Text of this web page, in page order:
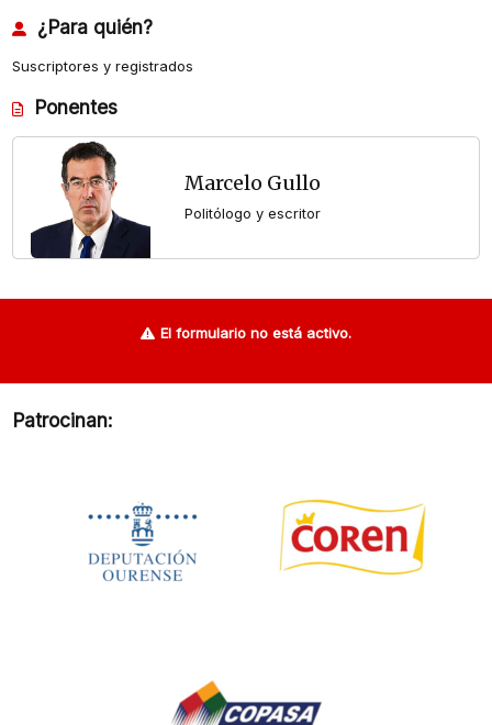
¿Para quién?
Suscriptores y registrados
Ponentes
Marcelo Gullo
Politólogo y escritor
El formulario no está activo.
Patrocinan: